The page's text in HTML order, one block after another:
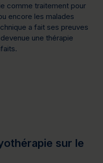
comme traitement pour
encore les malades
a fait ses preuves
une thérapie
sur le